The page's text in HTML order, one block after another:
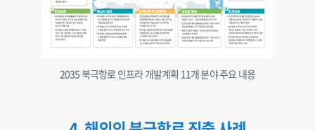
2035 북극항로 인프라 개발계획 11개 분야 주요 내용